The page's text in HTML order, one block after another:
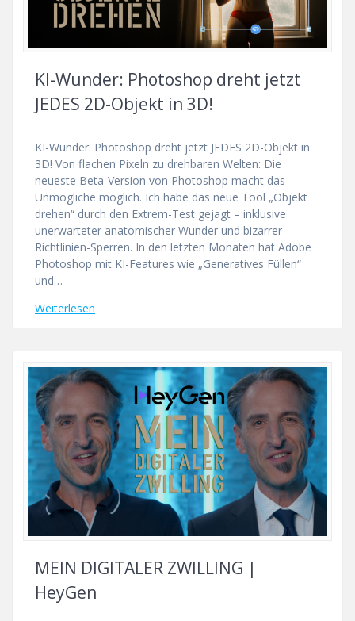
KI-Wunder: Photoshop dreht jetzt
JEDES 2D-Objekt in 3D!
KI-Wunder: Photoshop dreht jetzt JEDES 2D-Objekt in
3D! Von flachen Pixeln zu drehbaren Welten: Die
neueste Beta-Version von Photoshop macht das
Unmögliche möglich. Ich habe das neue Tool „Objekt
drehen“ durch den Extrem-Test gejagt – inklusive
unerwarteter anatomischer Wunder und bizarrer
Richtlinien-Sperren. In den letzten Monaten hat Adobe
Photoshop mit KI-Features wie „Generatives Füllen“
und…
Weiterlesen
MEIN DIGITALER ZWILLING |
HeyGen